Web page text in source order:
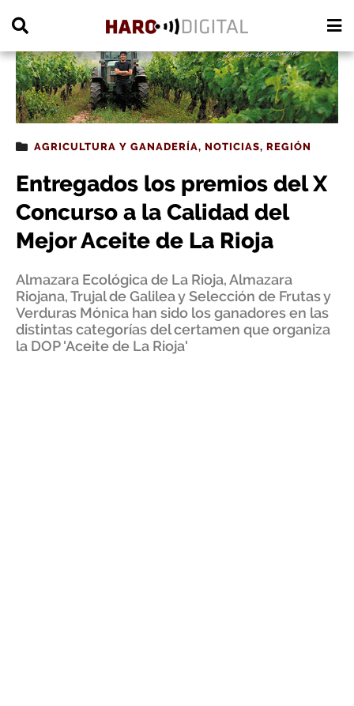
AGRICULTURA Y GANADERÍA, NOTICIAS, REGIÓN
Entregados los premios del X
Concurso a la Calidad del
Mejor Aceite de La Rioja
Almazara Ecológica de La Rioja, Almazara
Riojana, Trujal de Galilea y Selección de Frutas y
Verduras Mónica han sido los ganadores en las
distintas categorías del certamen que organiza
la DOP 'Aceite de La Rioja'